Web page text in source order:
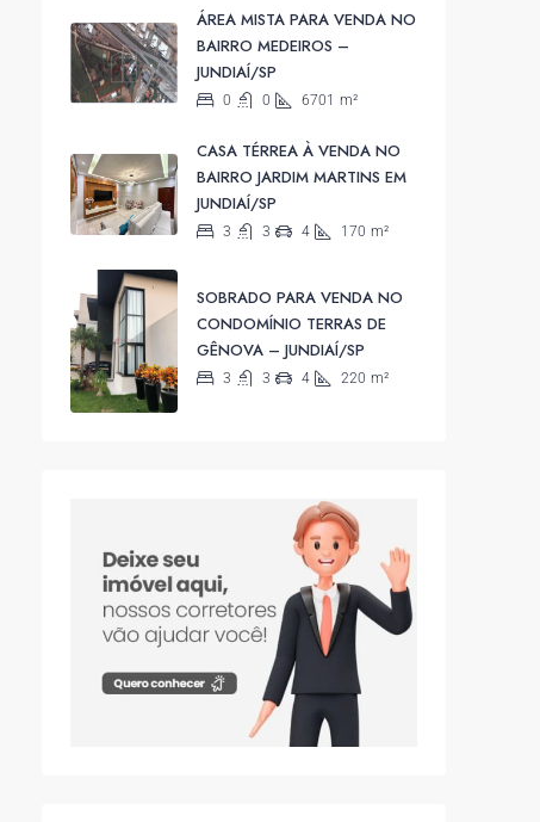
ÁREA MISTA PARA VENDA NO
BAIRRO MEDEIROS –
JUNDIAÍ/SP
0 0 6701 m²
CASA TÉRREA À VENDA NO
BAIRRO JARDIM MARTINS EM
JUNDIAÍ/SP
3 3 4 170 m²
SOBRADO PARA VENDA NO
CONDOMÍNIO TERRAS DE
GÊNOVA – JUNDIAÍ/SP
3 3 4 220 m²